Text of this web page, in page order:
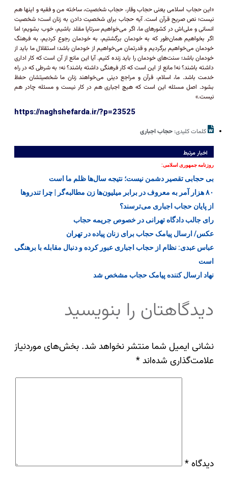
«این حجاب اسلامی یعنی حجاب وقار، حجاب شخصیت، ساخته من و فقیه و اینها هم
نیست؛ نص صریح قرآن است. آیه حجاب برای شخصیت دادن به زنان است؛ شخصیت
انسانی و ملی‌اش در کشورهای ما، اگر می‌خواهیم سرتاپا مقلد باشیم، خوب بشویم؛ اما
اگر بخواهیم همان‌طور که به خودمان برگشتیم، به خودمان رجوع کردیم، به فرهنگ
خودمان می‌خواهیم برگردیم و قدرتمان می‌خواهیم از خودمان باشد؛ استقلال ما باید از
خودمان باشد؛ سنت‌های خودمان را باید زنده کنیم. آیا این مانع از آن است که کار اداری
داشته باشند؟ نه! مانع از این است که کار فرهنگی داشته باشند؟ نه؛ به شرطی که در راه
خدمت باشد. ما، اسلام، قرآن و مراجع دینی می‌خواهند زنان ما شخصیتشان حفظ
بشود. اصل مسئله این است که هیچ اجباری هم در کار نیست و مسئله چادر هم
نیست.»
https://naghshefarda.ir/?p=23525
کلمات کلیدی: حجاب اجباری
اخبار مرتبط
روزنامه جمهوری اسلامی:
بی‌ حجابی تقصیر دشمن نیست؛ نتیجه سال‌ها ظلم ما است
۸۰ هزار آمر به معروف در برابر میلیون‌ها زن مطالبه‌گر | چرا تندرو‌ها
از پایان حجاب اجباری می‌ترسند؟
رای جالب دادگاه تهرانی در خصوص جریمه حجاب
عکس/ ارسال پیامک حجاب برای زنان پیاده در تهران
عباس عبدی: نظام از حجاب اجباری عبور کرده و دنبال مقابله با برهنگی‌
است
نهاد ارسال کننده پیامک حجاب مشخص شد
دیدگاهتان را بنویسید
نشانی ایمیل شما منتشر نخواهد شد. بخش‌های موردنیاز
علامت‌گذاری شده‌اند*
دیدگاه *